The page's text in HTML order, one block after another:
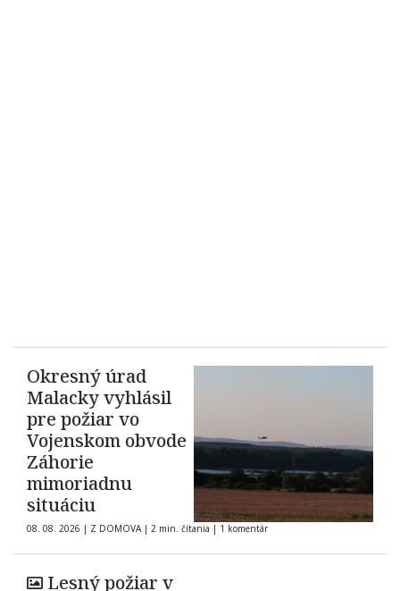
Okresný úrad
Malacky vyhlásil
pre požiar vo
Vojenskom obvode
Záhorie
mimoriadnu
situáciu
08. 08. 2026 | Z DOMOVA | 2 min. čítania | 1 komentár
Lesný požiar v